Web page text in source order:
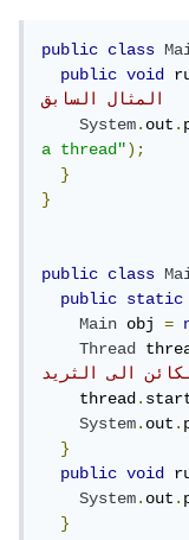
public class
public
void
System.out.
a thread");
}
}
public class
public
static
Main obj =
Thread
    thread
.
System.out.
}
public
void
System.out.
}